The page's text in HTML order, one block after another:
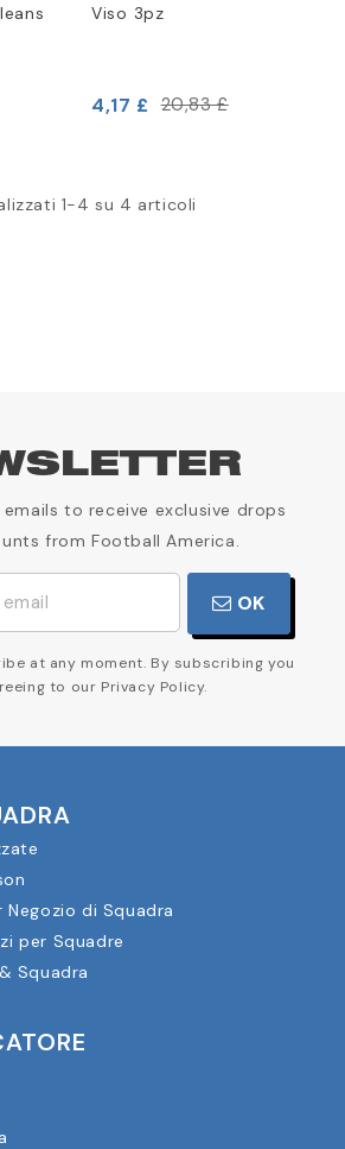
Viso 3pz
4,17 £ 20,83 £
1-4 su 4 articoli
to receive exclusive drops
from Football America.
OK
at any moment. By subscribing you
to our Privacy Policy.
di Squadra
per Squadre
Squadra